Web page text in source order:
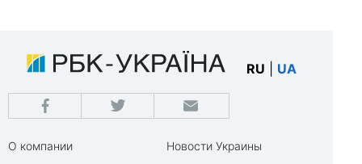
RU UA
О компании
Новости Украины